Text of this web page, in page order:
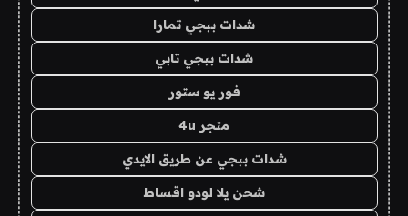
شدات ببجي تمارا
شدات ببجي تابي
فور يو ستور
متجر 4u
شدات ببجي عن طريق الايدي
شحن يلا لودو اقساط